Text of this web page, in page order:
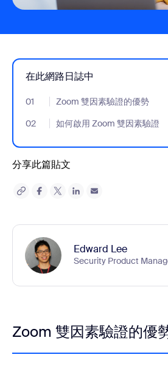
在此網路日誌中
01 Zoom 雙因素驗證的優勢
- Jumplink to Zoom 雙因素驗證的優勢
02
如何啟用 Zoom 雙因素驗證
- Jumplink to 如何啟用 Zoom 雙因素
分享此篇貼文
Edward Lee
Security Product
Zoom 雙因素驗證的優